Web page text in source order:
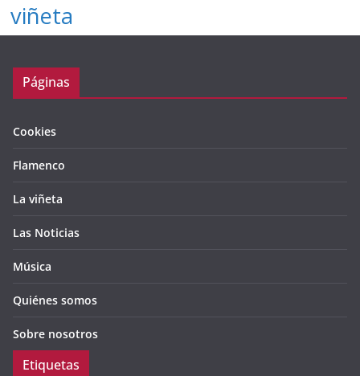
viñeta
Páginas
Cookies
Flamenco
La viñeta
Las Noticias
Música
Quiénes somos
Sobre nosotros
Etiquetas